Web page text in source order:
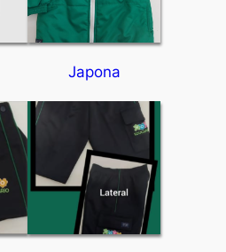
Japona